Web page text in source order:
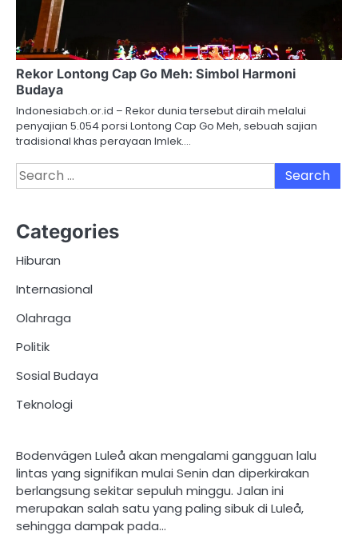
Rekor Lontong Cap Go Meh: Simbol Harmoni
Budaya
Indonesiabch.or.id – Rekor dunia tersebut diraih melalui
penyajian 5.054 porsi Lontong Cap Go Meh, sebuah sajian
tradisional khas perayaan Imlek.…
Search
for:
Categories
Hiburan
Internasional
Olahraga
Politik
Sosial Budaya
Teknologi
Bodenvägen Luleå akan mengalami gangguan lalu
lintas yang signifikan mulai Senin dan diperkirakan
berlangsung sekitar sepuluh minggu. Jalan ini
merupakan salah satu yang paling sibuk di Luleå,
sehingga dampak pada…